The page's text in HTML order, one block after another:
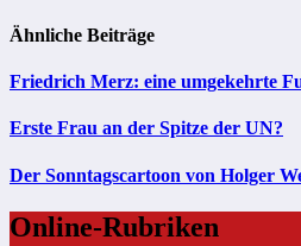
Ähnliche Beiträge
Friedrich Merz: eine umgekehrte
Erste Frau an der Spitze der UN?
Der Sonntagscartoon von Holger
Online-Rubriken